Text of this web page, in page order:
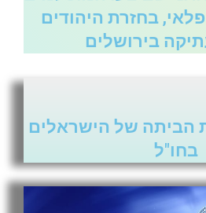
פלאי, בחזרת היהודים
בירושלים
הביתה של הישראלים
בחו"ל